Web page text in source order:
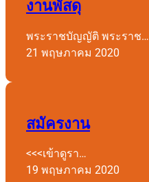
งานพัสดุ
พระราชบัญญัติ พระราช…
21 พฤษภาคม 2020
สมัครงาน
<<<เข้าดูรา…
19 พฤษภาคม 2020